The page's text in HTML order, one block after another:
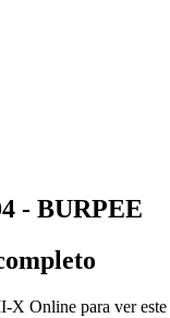
- BURPEE
X Online para ver